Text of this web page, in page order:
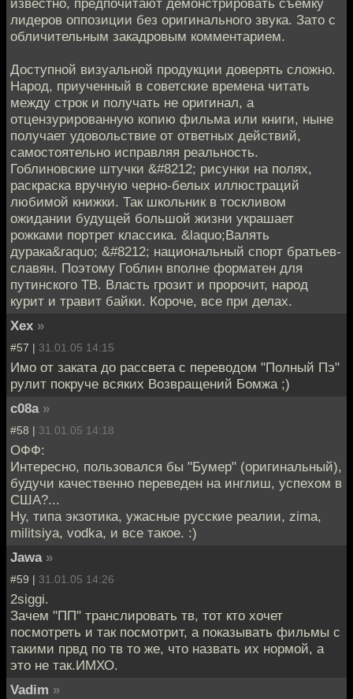
лидеров оппозиции без оригинального звука. Зато с
обличительным закадровым комментарием.
Доступной визуальной продукции доверять сложно.
Народ, приученный в советские времена читать
между строк и получать не оригинал, а
отцензурированную копию фильма или книги, ныне
получает удовольствие от ответных действий,
самостоятельно исправляя реальность.
Гоблиновские штучки &#8212; рисунки на полях,
раскраска вручную черно-белых иллюстраций
любимой книжки. Так школьник в тоскливом
ожидании будущей большой жизни украшает
рожками портрет классика. &laquo;Валять
дурака&raquo; &#8212; национальный спорт братьев-
славян. Поэтому Гоблин вполне форматен для
путинского ТВ. Власть грозит и пророчит, народ
курит и травит байки. Короче, все при делах.
Хех »
#57 | 31.01.05 14:15
Имо от заката до рассвета с переводом "Полный Пэ"
рулит покруче всяких Возвращений Бомжа ;)
c08a »
#58 | 31.01.05 14:18
ОФФ:
Интересно, пользовался бы "Бумер" (оригинальный),
будучи качественно переведен на инглиш, успехом в
США?...
Ну, типа экзотика, ужасные русские реалии, zima,
militsiya, vodka, и все такое. :)
Jawa »
#59 | 31.01.05 14:26
2siggi.
Зачем "ПП" транслировать тв, тот кто хочет
посмотреть и так посмотрит, а показывать фильмы с
такими првд по тв то же, что назвать их нормой, а
это не так.ИМХО.
Vadim »